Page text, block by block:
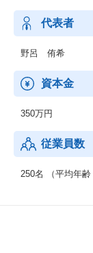
す。
また、2024年2
ジュ『光／Hikari
様以上にご契約を
代表者
野呂 侑希
資本金
350万円
従業員数
250名 （平均年齢